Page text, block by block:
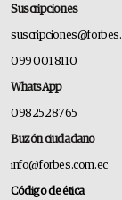
Suscripciones
099 001 8110
WhatsApp
0982528765
Buzón ciudadano
info@forbes.com.ec
Código de ética